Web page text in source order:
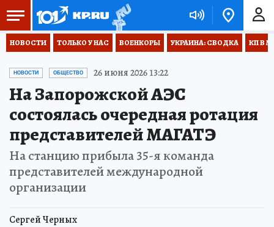
НОВОСТИ ТОЛЬКО У НАС ВОЕНКОРЫ УКРАИНА: СВОДКА КП В
НОВОСТИ ОБЩЕСТВО 26 июня 2026 13:22
На Запорожской АЭС
состоялась очередная ротация
представителей МАГАТЭ
На станцию прибыла 35-я команда
представителей международной
организации
Сергей Черных